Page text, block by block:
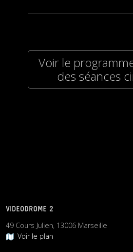
Voir le
des séances
VIDEODROME 2
49 Cours Julien, 13006 Marseille
Voir le plan